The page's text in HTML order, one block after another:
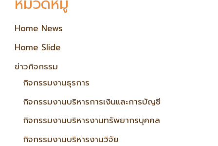
Home News
Home Slide
ข่าวกิจกรรม
กิจกรรมงานธุรการ
กิจกรรมงานบริหารการเงินและการบัญชี
กิจกรรมงานบริหารงานทรัพยากรบุคคล
กิจกรรมงานบริหารงานวิจัย